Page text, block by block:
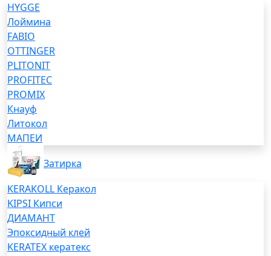
HYGGE
Лоймина
FABIO
OTTINGER
PLITONIT
PROFITEC
PROMIX
Кнауф
Литокол
МАПЕИ
Затирка
KERAKOLL Керакол
KIPSI Кипси
ДИАМАНТ
Эпоксидный клей
KERATEX кератекс